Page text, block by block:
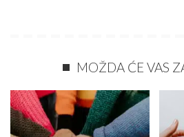
MOŽDA ĆE VAS